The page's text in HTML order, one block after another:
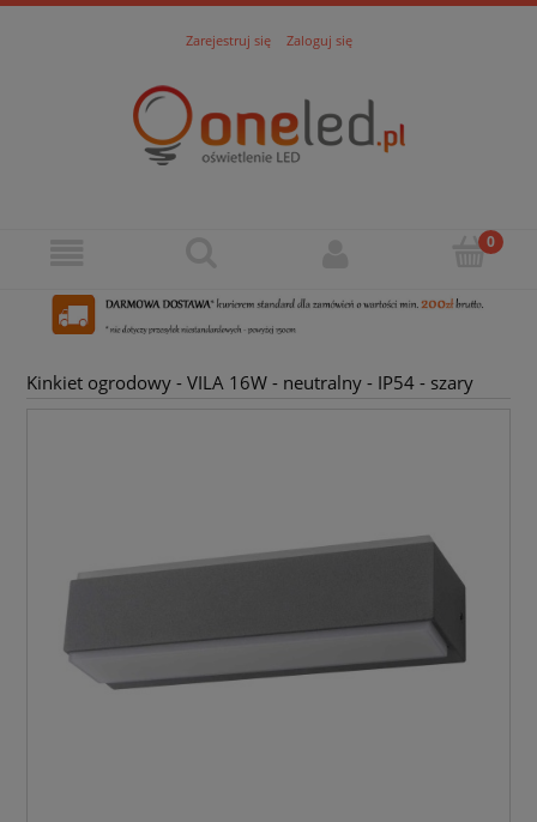
Zarejestruj się Zaloguj się
Kinkiet ogrodowy - VILA 16W - neutralny - IP54 - szary